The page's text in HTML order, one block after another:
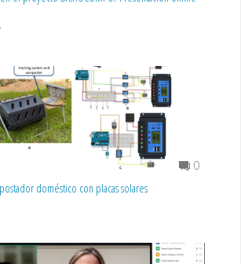
0
doméstico con placas solares